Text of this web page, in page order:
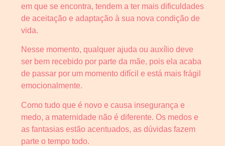
em que se encontra, tendem a ter mais dificuldades
de aceitação e adaptação à sua nova condição de
vida.
Nesse momento, qualquer ajuda ou auxílio deve
ser bem recebido por parte da mãe, pois ela acaba
de passar por um momento difícil e está mais frágil
emocionalmente.
Como tudo que é novo e causa insegurança e
medo, a maternidade não é diferente. Os medos e
as fantasias estão acentuados, as dúvidas fazem
parte o tempo todo.